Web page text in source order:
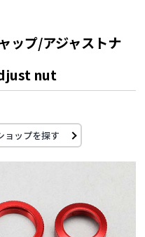
ップ/アジャストナ
nut
ョップを探す